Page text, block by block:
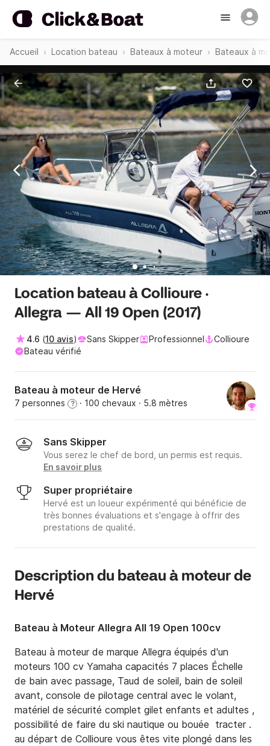
Accueil Location bateau Bateaux à moteur Bateaux à
Location bateau à Collioure ·
Allegra — All 19 Open (2017)
4.6 (10 avis) Sans Skipper Professionnel
Collioure
Bateau vérifié
Bateau à moteur de Hervé
7 personnes ? · 100 chevaux · 5.8 mètres
Sans Skipper
Vous serez le chef de bord, un permis est requis.
En savoir plus
Super propriétaire
Hervé est un loueur expérimenté qui bénéficie de
très bonnes évaluations et s'engage à offrir des
prestations de qualité.
Description du bateau à moteur de
Hervé
Bateau à Moteur Allegra All 19 Open 100cv
Bateau à moteur de marque Allegra équipés d'un
moteurs 100 cv Yamaha capacités 7 places Échelle
de bain avec passage, Taud de soleil, bain de soleil
avant, console de pilotage central avec le volant,
matériel de sécurité complet gilet enfants et adultes ,
possibilité de faire du ski nautique ou bouée  tracter .
au départ de Collioure vous êtes vite plongé dans les